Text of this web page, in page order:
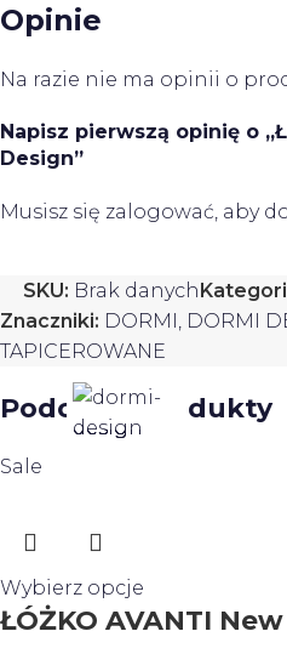
Opinie
Na razie nie ma opinii o
Napisz pierwszą opinię o
Design”
Musisz się zalogować , aby
SKU: Brak danych
Znaczniki: DORMI DORMI
TAPICEROWANE
Podobne produkty
Sale
Wybierz opcje
ŁÓŻKO AVANTI